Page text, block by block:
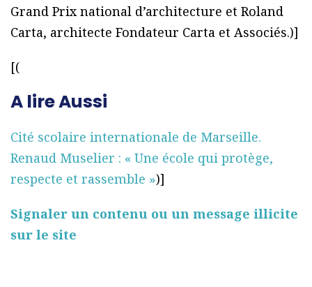
Grand Prix national d’architecture et Roland
Carta, architecte Fondateur Carta et Associés.)]
[(
A lire Aussi
Cité scolaire internationale de Marseille.
Renaud Muselier : « Une école qui protège,
respecte et rassemble »)]
Signaler un contenu ou un message illicite
sur le site